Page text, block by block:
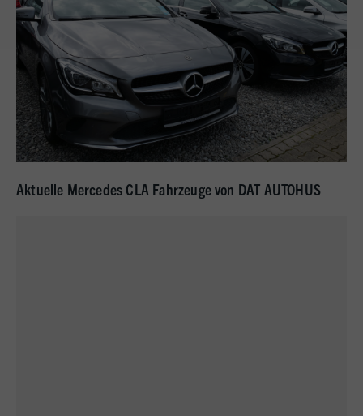
Aktuelle Mercedes CLA Fahrzeuge von DAT AUTOHUS